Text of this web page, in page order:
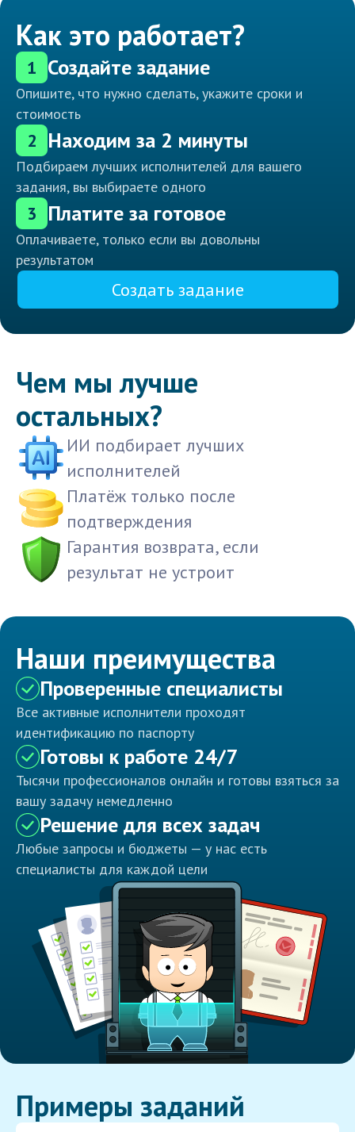
Как это работает?
1 Создайте задание
Опишите, что нужно сделать, укажите сроки и
стоимость
2 Находим за 2 минуты
Подбираем лучших исполнителей для вашего
задания, вы выбираете одного
3 Платите за готовое
Оплачиваете, только если вы довольны
результатом
Создать задание
Чем мы лучше
остальных?
ИИ подбирает лучших
исполнителей
Платёж только после
подтверждения
Гарантия возврата, если
результат не устроит
Наши преимущества
Проверенные специалисты
Все активные исполнители проходят
идентификацию по паспорту
Готовы к работе 24/7
Тысячи профессионалов онлайн и готовы взяться за
вашу задачу немедленно
Решение для всех задач
Любые запросы и бюджеты — у нас есть
специалисты для каждой цели
Примеры заданий